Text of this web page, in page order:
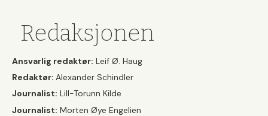
Redaksjonen
Ansvarlig redaktør: Leif Ø. Haug
Redaktør: Alexander Schindler
Journalist: Lill-Torunn Kilde
Journalist: Morten Øye Engelien